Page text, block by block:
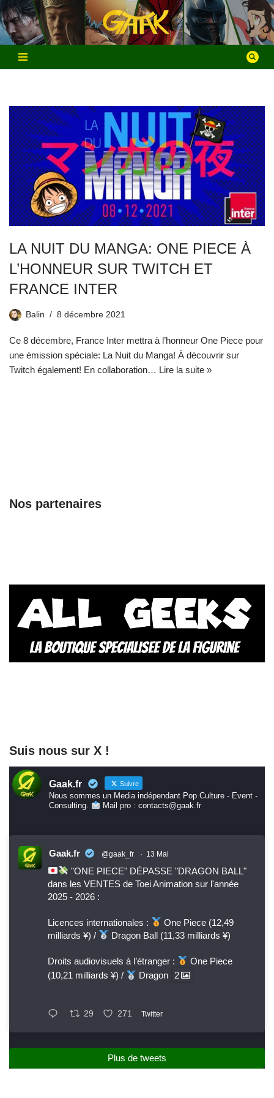
Aller
au
contenu
LA NUIT DU MANGA: ONE PIECE À
L’HONNEUR SUR TWITCH ET
FRANCE INTER
Balin 8 décembre 2021
Ce 8 décembre, France Inter mettra à l’honneur One Piece pour
une émission spéciale: La Nuit du Manga! À découvrir sur
Twitch également! En collaboration… Lire la suite »
Nos partenaires
Suis nous sur X !
Gaak.fr Suivre
Nous sommes un Media indépendant Pop Culture - Event -
Consulting.
Mail pro : contacts@gaak.fr
Gaak.fr @gaak_fr · 13 Mai
"ONE PIECE" DÉPASSE "DRAGON BALL"
dans les VENTES de Toei Animation sur l'année
2025 - 2026 :
Licences internationales :
One Piece (12,49
milliards ¥) /
Dragon Ball (11,33 milliards ¥)
Droits audiovisuels à l’étranger :
One Piece
(10,21 milliards ¥) /
Dragon 2
29 271 Twitter
Plus de tweets